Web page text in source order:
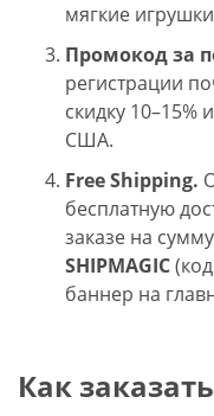
мягкие
Промокод за
регистрации
скидку 10–15%
США.
Free Shipping.
бесплатную
заказе на
SHIPMAGIC
баннер на
Как